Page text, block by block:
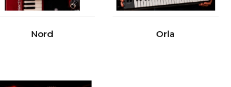
Nord Orla